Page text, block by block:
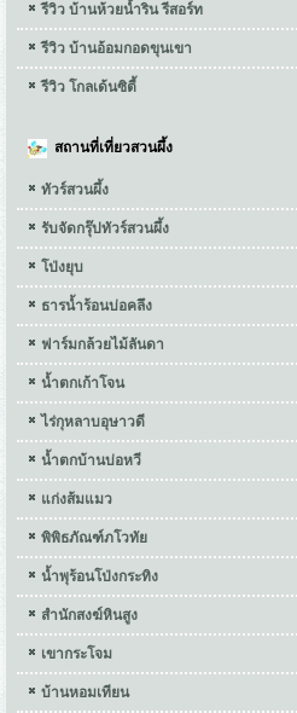
รีวิว บ้านห้วยน้ำริน รีสอร์ท
รีวิว บ้านอ้อมกอดขุนเขา
รีวิว โกลเด้นซิตี้
สถานที่เที่ยวสวนผึ้ง
ทัวร์สวนผึ้ง
รับจัดกรุ๊ปทัวร์สวนผึ้ง
โป่งยุบ
ธารน้ำร้อนบ่อคลึง
ฟาร์มกล้วยไม้ลันดา
น้ำตกเก้าโจน
ไร่กุหลาบอุษาวดี
น้ำตกบ้านบ่อหวี
แก่งส้มแมว
พิพิธภัณฑ์ภโวทัย
น้ำพุร้อนโป่งกระทิง
สำนักสงฆ์หินสูง
เขากระโจม
บ้านหอมเทียน